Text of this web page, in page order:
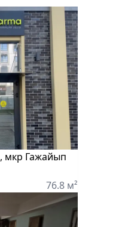
мкр Гажайып
76.8 м²